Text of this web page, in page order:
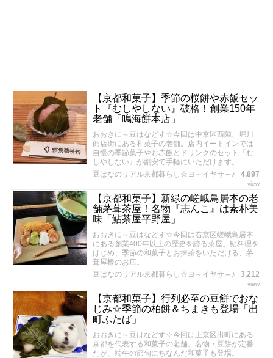
【京都和菓子】季節の桜餅や赤飯セッ
ト『むしやしない』破格！創業150年
老舗「鳴海餅本店」
おおきに～豆はなどす☆今回は中京区西陣、堀川
商店街にある和菓子の老舗。店内イートインでは
自慢の季節菓子やお赤飯とドリンクのセット『む
しやしない』が割安で手軽にいただけます。
豆はなのリアル京都暮らし☆ヨ～イヤサ～♪
4,897
view
【京都和菓子】新緑の嵯峨鳥居本の老
舗茅葺茶屋！名物『志んこ』は素朴美
味「鮎茶屋平野屋」
おおきに～豆はなどす☆今回は右京区嵯峨鳥居本
にある創業400年以上の歴史を誇る茶屋。鮎料理を
はじめ、季節の和菓子とお抹茶をいただける、茅
葺屋根のお店。
豆はなのリアル京都暮らし☆ヨ～イヤサ～♪
3,212
view
【京都和菓子】行列必至の豆餅でおな
じみ☆季節の柏餅＆ちまきも登場「出
町ふたば」
おおきに～豆はなどす☆今回は上京区出町にある
京都を代表する和菓子の老舗。名物・豆餅が定番
だが、端午の節句にちなんだ和菓子も登場。